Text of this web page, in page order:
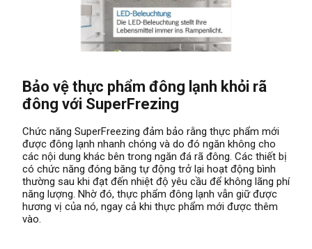
Bảo vệ thực phẩm đông lạnh khỏi rã
đông với SuperFrezing
Chức năng SuperFreezing đảm bảo rằng thực phẩm mới
được đông lạnh nhanh chóng và do đó ngăn không cho
các nội dung khác bên trong ngăn đá rã đông. Các thiết bị
có chức năng đóng băng tự động trở lại hoạt động bình
thường sau khi đạt đến nhiệt độ yêu cầu để không lãng phí
năng lượng. Nhờ đó, thực phẩm đông lạnh vẫn giữ được
hương vị của nó, ngay cả khi thực phẩm mới được thêm
vào.